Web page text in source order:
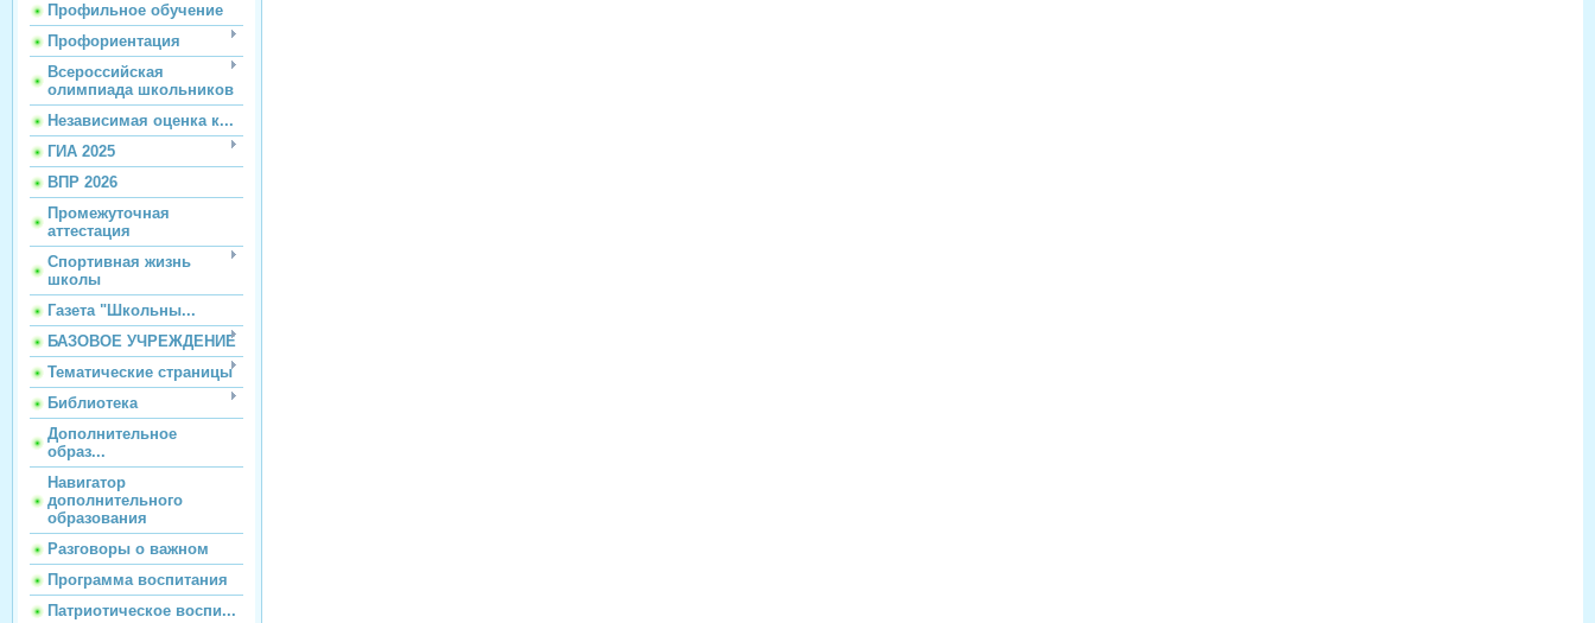
Профильное обучение
Профориентация
Всероссийская
олимпиада школьников
Независимая оценка к...
ГИА 2025
ВПР 2026
Промежуточная
аттестация
Спортивная жизнь
школы
Газета "Школьны...
БАЗОВОЕ УЧРЕЖДЕНИЕ
Тематические страницы
Библиотека
Дополнительное
образ...
Навигатор
дополнительного
образования
Разговоры о важном
Программа воспитания
Патриотическое воспи...